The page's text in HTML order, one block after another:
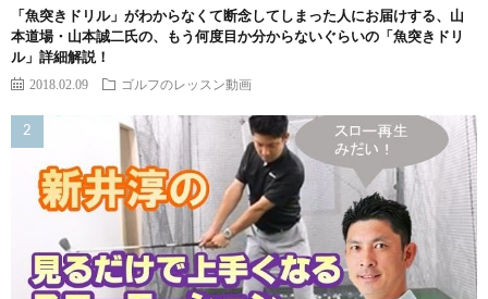
「魚突きドリル」がわからなくて断念してしまった人にお届けする、山
本道場・山本誠二氏の、もう何度目か分からないぐらいの「魚突きドリ
ル」詳細解説！
2018.02.09 ゴルフのレッスン動画